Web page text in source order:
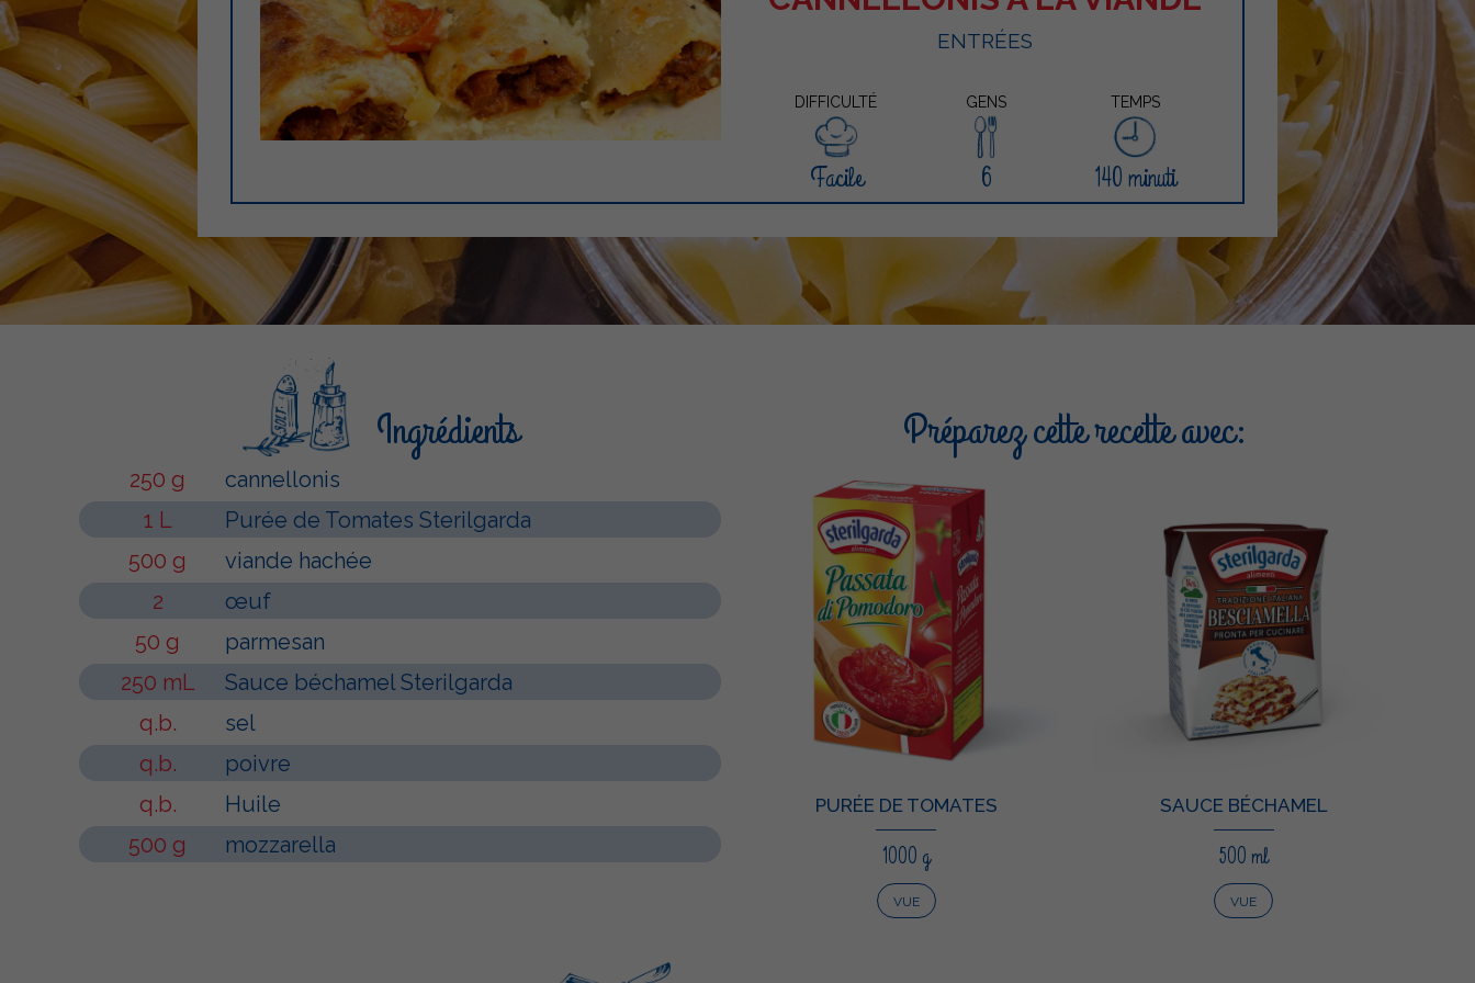
ENTRÉES
DIFFICULTÉ GENS TEMPS
Facile 6 140 minuti
Ingrédients
250 g
cannellonis
1 L
Purée de Tomates Sterilgarda
500 g
viande hachée
2
œuf
50 g
parmesan
250 mL
Sauce béchamel Sterilgarda
q.b.
sel
q.b.
poivre
q.b.
Huile
500 g
mozzarella
Préparez cette recette avec:
PURÉE DE TOMATES
1000 g
VUE
SAUCE BÉCHAMEL
500 ml
VUE